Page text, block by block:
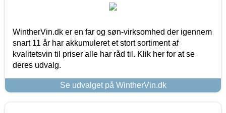
WintherVin.dk er en far og søn-virksomhed der igennem
snart 11 år har akkumuleret et stort sortiment af
kvalitetsvin til priser alle har råd til. Klik her for at se
deres udvalg.
Se udvalget på WintherVin.dk